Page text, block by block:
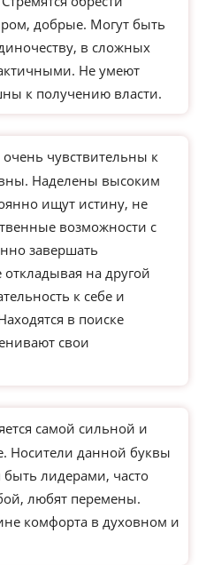
добрые. Могут быть
в сложных
Не умеют
к получению власти.
чувствительны к
Наделены высоким
ищут истину, не
возможности с
завершать
на другой
к себе и
в поиске
свои
самой сильной и
Носители данной буквы
быть лидерами, часто
любят перемены.
комфорта в духовном и